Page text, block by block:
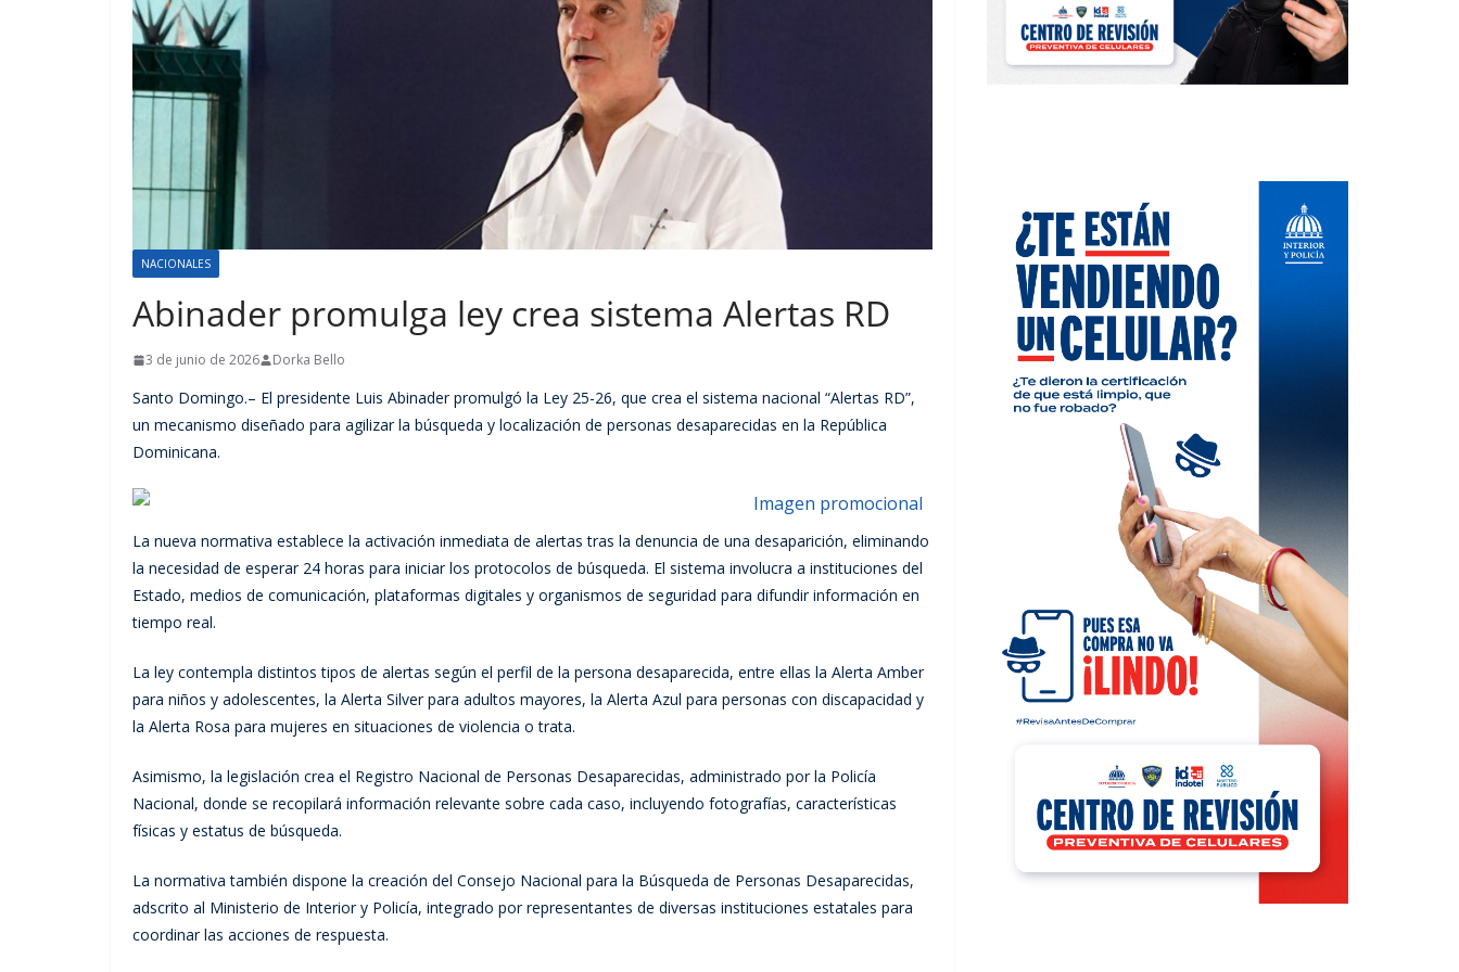
NACIONALES
Abinader promulga ley crea sistema Alertas RD
3 de junio de 2026 Dorka Bello
Santo Domingo.– El presidente Luis Abinader promulgó la Ley 25-26, que crea el sistema nacional “Alertas RD”,
un mecanismo diseñado para agilizar la búsqueda y localización de personas desaparecidas en la República
Dominicana.
La nueva normativa establece la activación inmediata de alertas tras la denuncia de una desaparición, eliminando
la necesidad de esperar 24 horas para iniciar los protocolos de búsqueda. El sistema involucra a instituciones del
Estado, medios de comunicación, plataformas digitales y organismos de seguridad para difundir información en
tiempo real.
La ley contempla distintos tipos de alertas según el perfil de la persona desaparecida, entre ellas la Alerta Amber
para niños y adolescentes, la Alerta Silver para adultos mayores, la Alerta Azul para personas con discapacidad y
la Alerta Rosa para mujeres en situaciones de violencia o trata.
Asimismo, la legislación crea el Registro Nacional de Personas Desaparecidas, administrado por la Policía
Nacional, donde se recopilará información relevante sobre cada caso, incluyendo fotografías, características
físicas y estatus de búsqueda.
La normativa también dispone la creación del Consejo Nacional para la Búsqueda de Personas Desaparecidas,
adscrito al Ministerio de Interior y Policía, integrado por representantes de diversas instituciones estatales para
coordinar las acciones de respuesta.